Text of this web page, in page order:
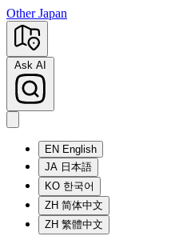
Other Japan
Ask AI
EN English
JA 日本語
KO 한국어
ZH 简体中文
ZH 繁體中文